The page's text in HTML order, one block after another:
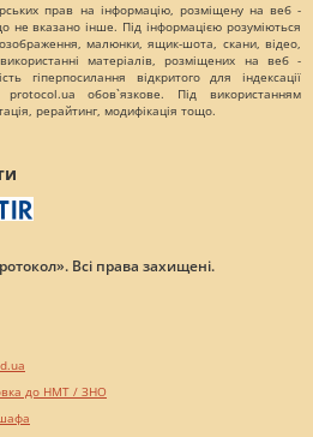
прав на інформацію, розміщену на веб -
не вказано інше. Під інформацією розуміються
малюнки, ящик-шота, скани, відео,
матеріалів, розміщених на веб -
гіперпосилання відкритого для індексації
обов`язкове. Під використанням
рерайтинг, модифікація тощо.
Всі права захищені.
до НМТ / ЗНО